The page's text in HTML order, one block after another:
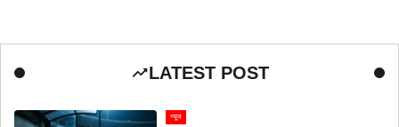
LATEST POST
न्यूज